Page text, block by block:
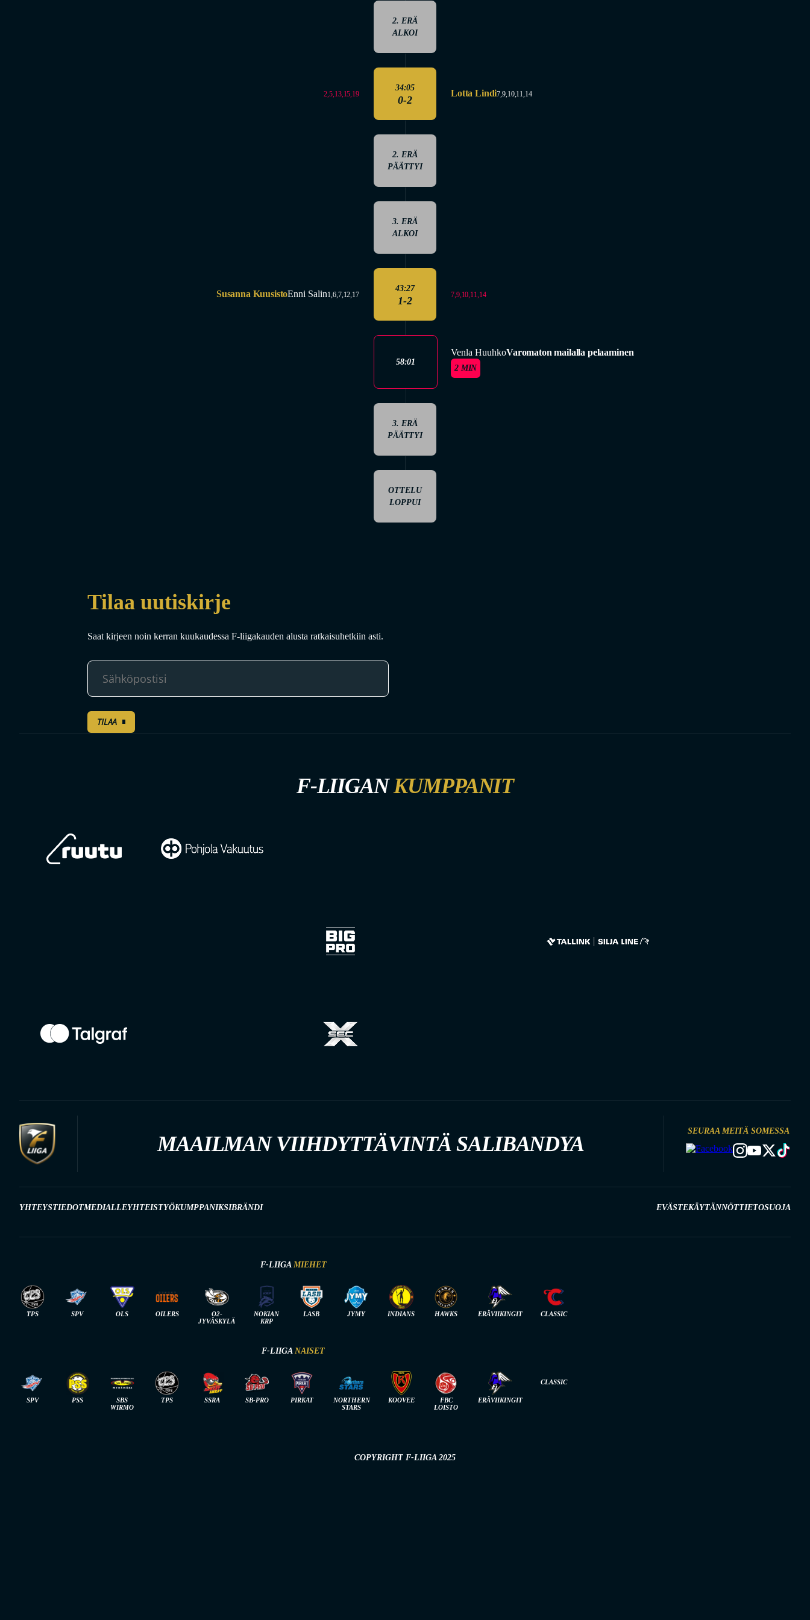
2. ERÄ
ALKOI
2,5,13,15,19
34:05
0-2
Lotta Lindi7,9,10,11,14
2. ERÄ
PÄÄTTYI
3. ERÄ
ALKOI
Susanna KuusistoEnni Salin1,6,7,12,17
43:27
1-2 7,9,10,11,14
58:01
Venla HuuhkoVaromaton mailalla pelaaminen
2 MIN
3. ERÄ
PÄÄTTYI
OTTELU
LOPPUI
Tilaa uutiskirje
Saat kirjeen noin kerran kuukaudessa F-liigakauden alusta ratkaisuhetkiin asti.
TILAA
F-LIIGANKUMPPANIT
MAAILMAN VIIHDYTTÄVINTÄ SALIBANDYA
SEURAA MEITÄ SOMESSA
YHTEYSTIEDOTMEDIALLEYHTEISTYÖKUMPPANIKSIBRÄNDI EVÄSTEKÄYTÄNNÖTTIETOSUOJA
F-LIIGA MIEHET
TPS SPV OLS OILERS
O2-
JYVÄSKYLÄ
NOKIAN
KRP
LASB JYMY INDIANS HAWKS ERÄVIIKINGIT CLASSIC
F-LIIGA NAISET
SPV PSS
SBS
WIRMO
TPS SSRA SB-PRO PIRKAT
NORTHERN
STARS
KOOVEE
FBC
LOISTO
ERÄVIIKINGIT
CLASSIC
COPYRIGHT F-LIIGA 2025